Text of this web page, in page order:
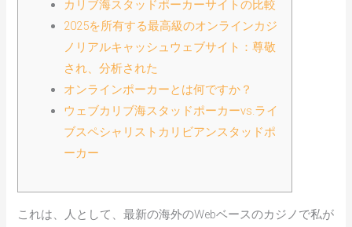
カリブ海スタッドポーカーサイトの比較
2025を所有する最高級のオンラインカジ
ノリアルキャッシュウェブサイト：尊敬
され、分析された
オンラインポーカーとは何ですか？
ウェブカリブ海スタッドポーカーvs.ライ
ブスペシャリストカリビアンスタッドポ
ーカー
これは、人として、最新の海外のWebベースのカジノで私が